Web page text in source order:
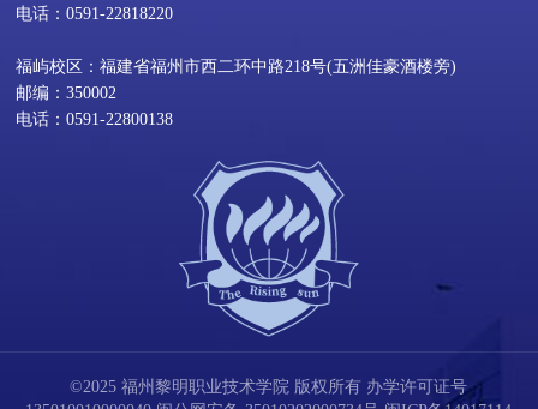
电话：0591-22818220
福屿校区：福建省福州市西二环中路218号(五洲佳豪酒楼旁)
邮编：350002
电话：0591-22800138
©2025 福州黎明职业技术学院 版权所有 办学许可证号